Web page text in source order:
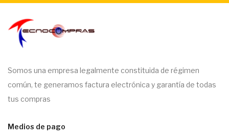
Somos una empresa legalmente constituida de régimen
común, te generamos factura electrónica y garantía de todas
tus compras
Medios de pago